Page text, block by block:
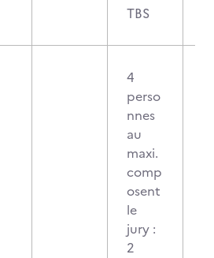
TBS
4
perso
nnes
au
maxi.
comp
osent
le
jury :
2